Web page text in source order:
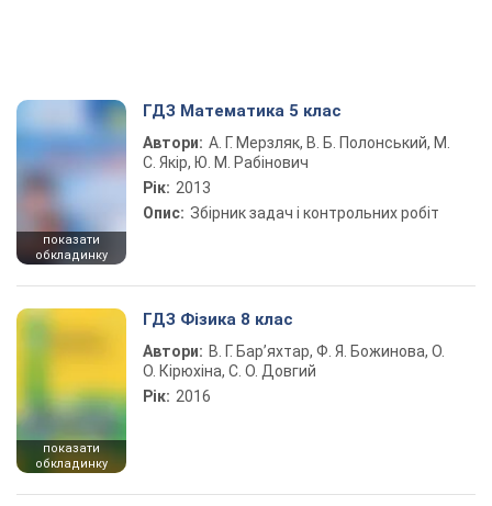
показати
обкладинку
ГДЗ Математика 5 клас
Автори: А. Г. Мерзляк, В. Б. Полонський, М.
С. Якір, Ю. М. Рабінович
Рік: 2013
Опис: Збірник задач і контрольних робіт
показати
обкладинку
ГДЗ Фізика 8 клас
Автори: В. Г. Бар’яхтар, Ф. Я. Божинова, О.
О. Кірюхіна, С. О. Довгий
Рік: 2016